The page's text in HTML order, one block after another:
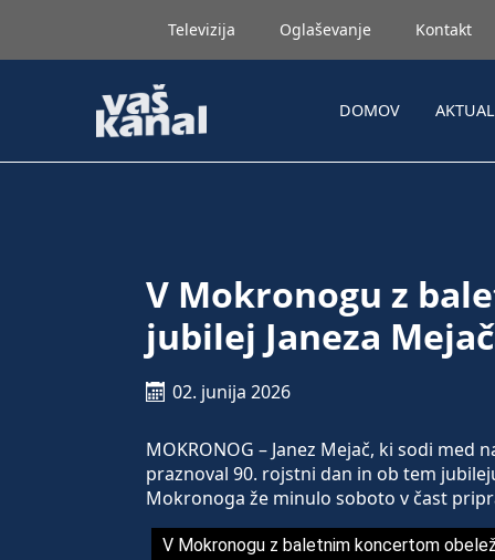
Televizija Oglaševanje Kontakt
DOMOV
V Mokronogu z
jubilej Janeza
02. junija 2026
MOKRONOG – Janez Mejač, ki sodi med
praznoval 90. rojstni dan in ob tem
Mokronoga že minulo soboto v čast
V Mokronogu z baletnim koncertom